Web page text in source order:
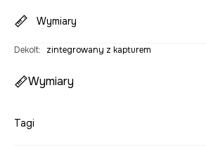
Wymiary
Dekolt: zintegrowany z kapturem
Wymiary
Tagi